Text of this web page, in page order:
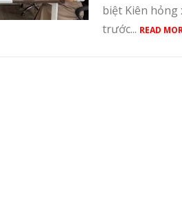
biệt Kiên
trước... READ